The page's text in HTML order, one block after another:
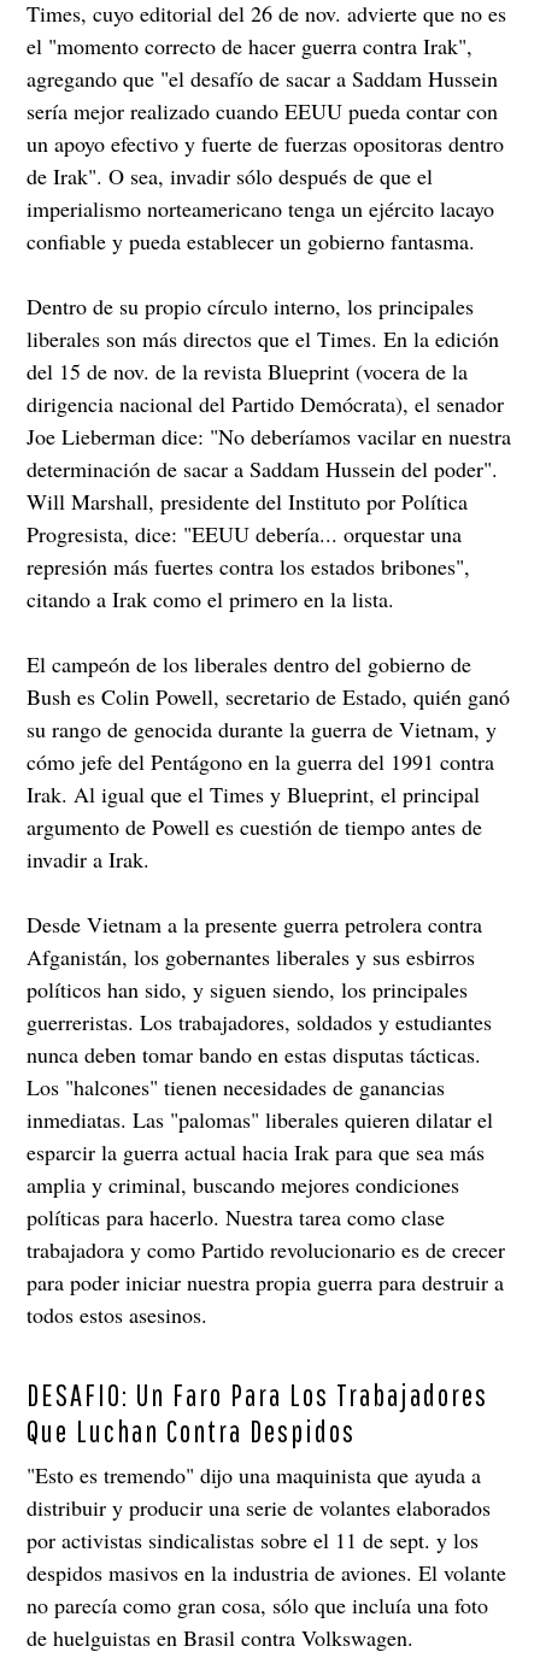
Times, cuyo editorial del 26 de nov. advierte que no es
el "momento correcto de hacer guerra contra Irak",
agregando que "el desafío de sacar a Saddam Hussein
sería mejor realizado cuando EEUU pueda contar con
un apoyo efectivo y fuerte de fuerzas opositoras dentro
de Irak". O sea, invadir sólo después de que el
imperialismo norteamericano tenga un ejército lacayo
confiable y pueda establecer un gobierno fantasma.
Dentro de su propio círculo interno, los principales
liberales son más directos que el Times. En la edición
del 15 de nov. de la revista Blueprint (vocera de la
dirigencia nacional del Partido Demócrata), el senador
Joe Lieberman dice: "No deberíamos vacilar en nuestra
determinación de sacar a Saddam Hussein del poder".
Will Marshall, presidente del Instituto por Política
Progresista, dice: "EEUU debería... orquestar una
represión más fuertes contra los estados bribones",
citando a Irak como el primero en la lista.
El campeón de los liberales dentro del gobierno de
Bush es Colin Powell, secretario de Estado, quién ganó
su rango de genocida durante la guerra de Vietnam, y
cómo jefe del Pentágono en la guerra del 1991 contra
Irak. Al igual que el Times y Blueprint, el principal
argumento de Powell es cuestión de tiempo antes de
invadir a Irak.
Desde Vietnam a la presente guerra petrolera contra
Afganistán, los gobernantes liberales y sus esbirros
políticos han sido, y siguen siendo, los principales
guerreristas. Los trabajadores, soldados y estudiantes
nunca deben tomar bando en estas disputas tácticas.
Los "halcones" tienen necesidades de ganancias
inmediatas. Las "palomas" liberales quieren dilatar el
esparcir la guerra actual hacia Irak para que sea más
amplia y criminal, buscando mejores condiciones
políticas para hacerlo. Nuestra tarea como clase
trabajadora y como Partido revolucionario es de crecer
para poder iniciar nuestra propia guerra para destruir a
todos estos asesinos.
DESAFIO: Un Faro Para Los Trabajadores
Que Luchan Contra Despidos
"Esto es tremendo" dijo una maquinista que ayuda a
distribuir y producir una serie de volantes elaborados
por activistas sindicalistas sobre el 11 de sept. y los
despidos masivos en la industria de aviones. El volante
no parecía como gran cosa, sólo que incluía una foto
de huelguistas en Brasil contra Volkswagen.